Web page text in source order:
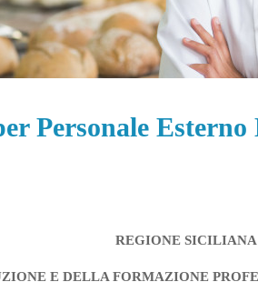
Personale
REGIONE SICILIANA
E DELLA FORMAZIONE